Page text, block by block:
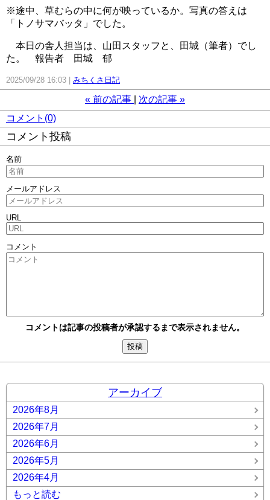
※途中、草むらの中に何が映っているか。写真の答えは
「トノサマバッタ」でした。
本日の舎人担当は、山田スタッフと、田城（筆者）でし
た。 報告者 田城 郁
2025/09/28 16:03 みちくさ日記
« 前の記事 次の記事 »
コメント(0)
コメント投稿
名前
メールアドレス
URL
コメント
コメントは記事の投稿者が承認するまで表示されません。
アーカイブ
2026年8月
2026年7月
2026年6月
2026年5月
2026年4月
もっと読む